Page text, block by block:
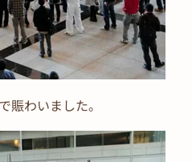
賑わいました。